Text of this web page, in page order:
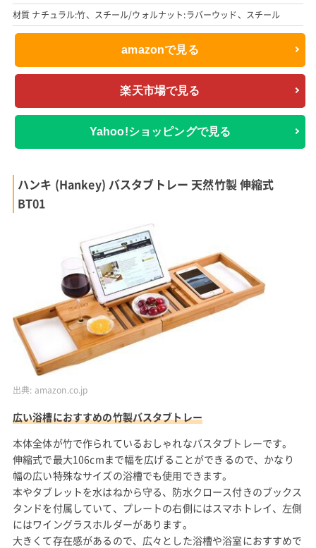
材質 ナチュラル:竹、スチール/ウォルナット:ラバーウッド、スチール
amazonで見る
楽天市場で見る
Yahoo!ショッピングで見る
ハンキ (Hankey) バスタブトレー 天然竹製 伸縮式
BT01
出典: amazon.co.jp
広い浴槽におすすめの竹製バスタブトレー
本体全体が竹で作られているおしゃれなバスタブトレーです。
伸縮式で最大106cmまで幅を広げることができるので、かなり
幅の広い特殊なサイズの浴槽でも使用できます。
本やタブレットを水はねから守る、防水クロース付きのブックス
タンドを付属していて、プレートの右側にはスマホトレイ、左側
にはワイングラスホルダーがあります。
大きくて存在感があるので、広々とした浴槽や浴室におすすめで